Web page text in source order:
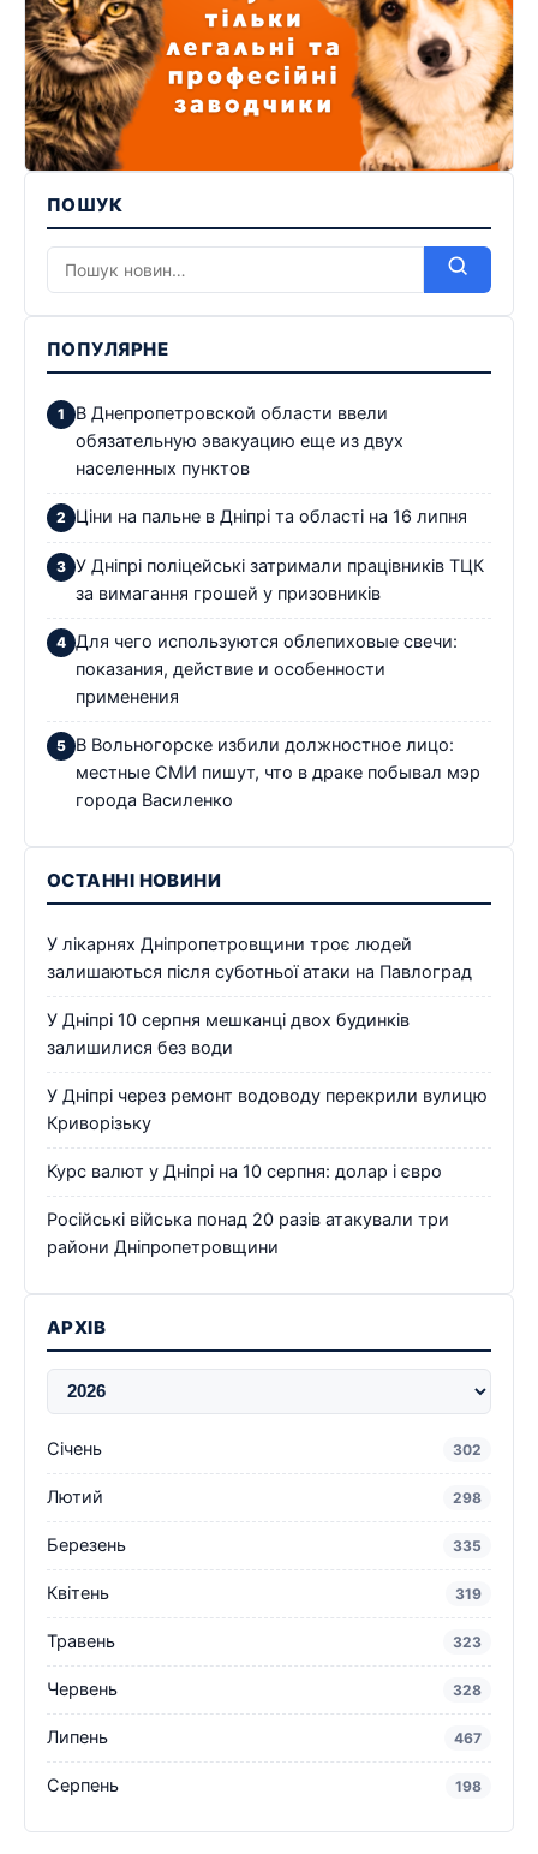
ПОШУК
ПОПУЛЯРНЕ
В Днепропетровской области ввели
обязательную эвакуацию еще из двух
населенных пунктов
Ціни на пальне в Дніпрі та області на 16 липня
У Дніпрі поліцейські затримали працівників ТЦК
за вимагання грошей у призовників
Для чего используются облепиховые свечи:
показания, действие и особенности
применения
В Вольногорске избили должностное лицо:
местные СМИ пишут, что в драке побывал мэр
города Василенко
ОСТАННІ НОВИНИ
У лікарнях Дніпропетровщини троє людей
залишаються після суботньої атаки на Павлоград
У Дніпрі 10 серпня мешканці двох будинків
залишилися без води
У Дніпрі через ремонт водоводу перекрили вулицю
Криворізьку
Курс валют у Дніпрі на 10 серпня: долар і євро
Російські війська понад 20 разів атакували три
райони Дніпропетровщини
АРХІВ
Січень 302
Лютий 298
Березень 335
Квітень 319
Травень 323
Червень 328
Липень 467
Серпень 198